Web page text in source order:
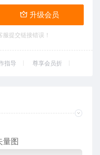
升级会员
提交链接错误！
指导 尊享会员折
量图